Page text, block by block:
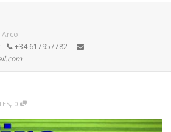
+34 617957782
, 0